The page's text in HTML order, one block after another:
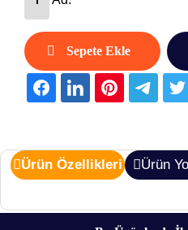
Sepete Ekle
Ürün Özellikleri Ürün